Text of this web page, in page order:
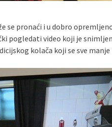
se pronaći i u dobro
pogledati video koji je
kolača koji se sve manje